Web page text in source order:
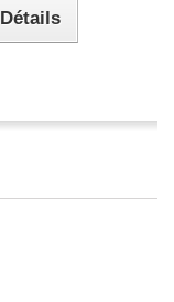
Détails